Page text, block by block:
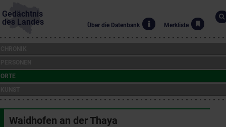
Gedächtnis
des Landes
Über die Datenbank Merkliste
ORTE
Waidhofen an der Thaya